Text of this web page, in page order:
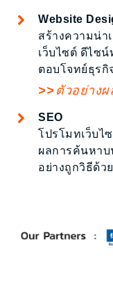
Website
สร้างความน่า
เว็บไซต์ ดีไซ
ตอบโจทย์ธุร
ตัวอย่างผ
SEO
โปรโมทเว็บไ
ผลการค้นหาบ
อย่างถูกวิธีด้ว